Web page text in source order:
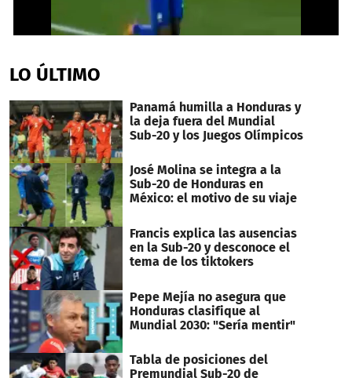
of
1
8
seconds
LO ÚLTIMO
Panamá humilla a Honduras y
la deja fuera del Mundial
Sub-20 y los Juegos Olímpicos
José Molina se integra a la
Sub-20 de Honduras en
México: el motivo de su viaje
Francis explica las ausencias
en la Sub-20 y desconoce el
tema de los tiktokers
Pepe Mejía no asegura que
Honduras clasifique al
Mundial 2030: "Sería mentir"
Tabla de posiciones del
Premundial Sub-20 de